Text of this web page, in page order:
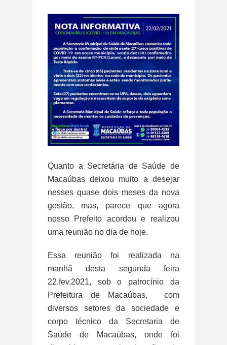
Quanto a Secretária de Saúde de
Macaúbas deixou muito a desejar
nesses quase dois meses da nova
gestão, mas, parece que agora
nosso Prefeito acordou e realizou
uma reunião no dia de hoje.
Essa reunião foi realizada na
manhã desta segunda feira
22.fev.2021, sob o patrocínio da
Prefeitura de Macaúbas, com
diversos setores da sociedade e
corpo técnico da Secretaria de
Saúde de Macaúbas, onde foi